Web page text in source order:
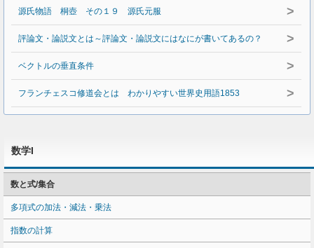
源氏物語 桐壺 その１９ 源氏元服 >
評論文・論説文とは～評論文・論説文にはなにが書いてあるの？ >
ベクトルの垂直条件 >
フランチェスコ修道会とは わかりやすい世界史用語1853 >
数学I
数と式/集合
多項式の加法・減法・乗法
指数の計算